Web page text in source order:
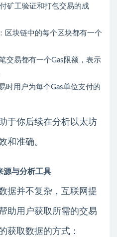
矿工验证和打包交易的成
：区块链中的每个区块都有一个
笔交易都有一个Gas限额，表示
时用户为每个Gas单位支付的
于你后续在分析以太坊
和准确。
源与分析工具
据并不复杂，互联网提
助用户获取所需的交易
获取数据的方式：